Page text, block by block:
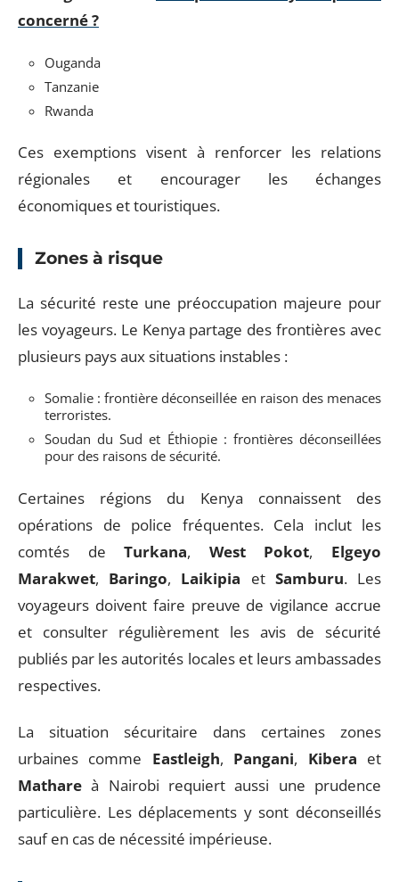
concerné ?
Ouganda
Tanzanie
Rwanda
Ces exemptions visent à renforcer les relations
régionales et encourager les échanges
économiques et touristiques.
Zones à risque
La sécurité reste une préoccupation majeure pour
les voyageurs. Le Kenya partage des frontières avec
plusieurs pays aux situations instables :
Somalie : frontière déconseillée en raison des menaces
terroristes.
Soudan du Sud et Éthiopie : frontières déconseillées
pour des raisons de sécurité.
Certaines régions du Kenya connaissent des
opérations de police fréquentes. Cela inclut les
comtés deTurkana, West Pokot, Elgeyo
Marakwet, Baringo, Laikipia et Samburu. Les
voyageurs doivent faire preuve de vigilance accrue
et consulter régulièrement les avis de sécurité
publiés par les autorités locales et leurs ambassades
respectives.
La situation sécuritaire dans certaines zones
urbaines comme Eastleigh, Pangani, Kibera et
Mathare à Nairobi requiert aussi une prudence
particulière. Les déplacements y sont déconseillés
sauf en cas de nécessité impérieuse.